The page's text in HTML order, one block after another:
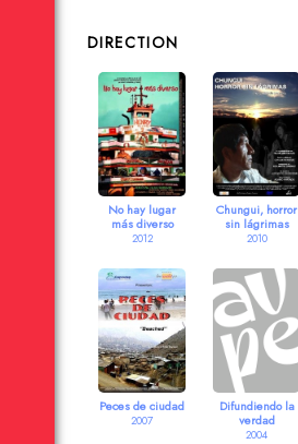
DIRECTION
No hay lugar
más diverso
2012
Chungui, horror
sin lágrimas
2010
Peces de ciudad
2007
Difundiendo la
verdad
2004